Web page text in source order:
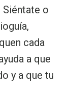
Siéntate o
cada
a que
y a que tu